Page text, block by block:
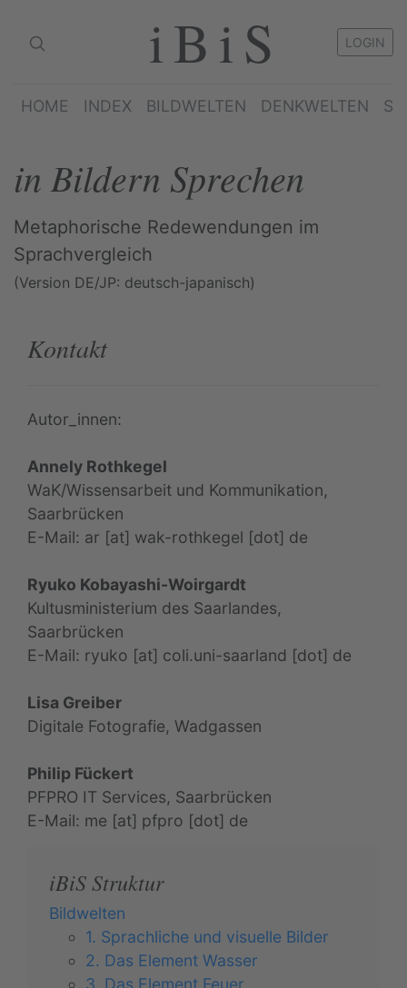
iBiS LOGIN
HOME INDEX BILDWELTEN DENKWELTEN
in Bildern Sprechen
Metaphorische Redewendungen im
Sprachvergleich
(Version DE/JP: deutsch-japanisch)
Kontakt
Autor_innen:
Annely Rothkegel
WaK/Wissensarbeit und Kommunikation,
Saarbrücken
E-Mail: ar [at] wak-rothkegel [dot] de
Ryuko Kobayashi-Woirgardt
Kultusministerium des Saarlandes,
Saarbrücken
E-Mail: ryuko [at] coli.uni-saarland [dot] de
Lisa Greiber
Digitale Fotografie, Wadgassen
Philip Fückert
PFPRO IT Services, Saarbrücken
E-Mail: me [at] pfpro [dot] de
iBiS Struktur
Bildwelten
1. Sprachliche und visuelle Bilder
2. Das Element Wasser
3. Das Element Feuer